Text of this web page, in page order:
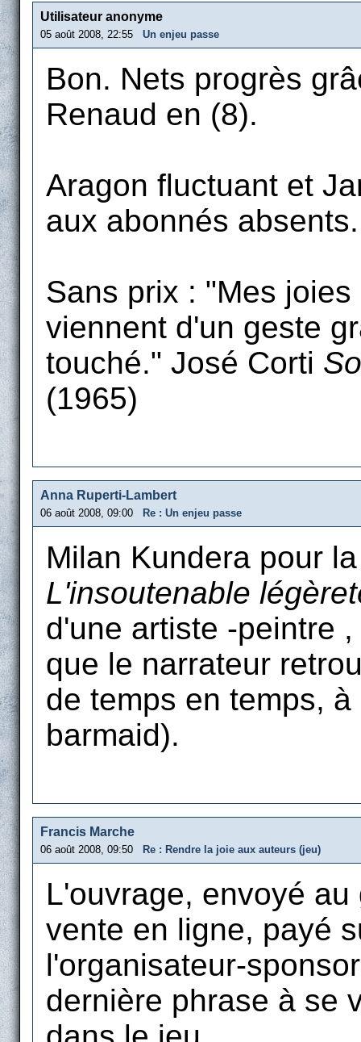
Utilisateur anonyme
05 août 2008, 22:55 Un enjeu passe
Bon. Nets progrès
Renaud en (8).
Aragon fluctuant et
aux abonnés absents.
Sans prix : "Mes
viennent d'un geste
touché." José Corti
(1965)
Anna Ruperti-Lambert
06 août 2008, 09:00 Re : Un enjeu passe
Milan Kundera pour
L'insoutenable
d'une artiste -peintre
que le narrateur
de temps en temps,
barmaid).
Francis Marche
06 août 2008, 09:50 Re : Rendre la joie aux auteurs (jeu)
L'ouvrage, envoyé
vente en ligne, payé
l'organisateur-
dernière phrase à se